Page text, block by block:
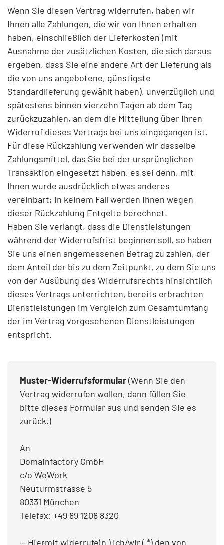
Wenn Sie diesen Vertrag widerrufen, haben wir
Ihnen alle Zahlungen, die wir von Ihnen erhalten
haben, einschließlich der Lieferkosten (mit
Ausnahme der zusätzlichen Kosten, die sich daraus
ergeben, dass Sie eine andere Art der Lieferung als
die von uns angebotene, günstigste
Standardlieferung gewählt haben), unverzüglich und
spätestens binnen vierzehn Tagen ab dem Tag
zurückzuzahlen, an dem die Mitteilung über Ihren
Widerruf dieses Vertrags bei uns eingegangen ist.
Für diese Rückzahlung verwenden wir dasselbe
Zahlungsmittel, das Sie bei der ursprünglichen
Transaktion eingesetzt haben, es sei denn, mit
Ihnen wurde ausdrücklich etwas anderes
vereinbart; in keinem Fall werden Ihnen wegen
dieser Rückzahlung Entgelte berechnet.
Haben Sie verlangt, dass die Dienstleistungen
während der Widerrufsfrist beginnen soll, so haben
Sie uns einen angemessenen Betrag zu zahlen, der
dem Anteil der bis zu dem Zeitpunkt, zu dem Sie uns
von der Ausübung des Widerrufsrechts hinsichtlich
dieses Vertrags unterrichten, bereits erbrachten
Dienstleistungen im Vergleich zum Gesamtumfang
der im Vertrag vorgesehenen Dienstleistungen
entspricht.
Muster-Widerrufsformular(Wenn Sie den
Vertrag widerrufen wollen, dann füllen Sie
bitte dieses Formular aus und senden Sie es
zurück.)
An
Domainfactory GmbH
c/o WeWork
Neuturmstrasse 5
80331 München
Telefax: +49 89 1208 8320
— Hiermit widerrufe(n ) ich/wir ( *) den von